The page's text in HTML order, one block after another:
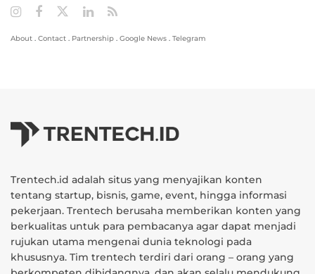
About . Contact . Partnership . Google News . Telegram
Trentech.id adalah situs yang menyajikan konten
tentang startup, bisnis, game, event, hingga informasi
pekerjaan. Trentech berusaha memberikan konten yang
berkualitas untuk para pembacanya agar dapat menjadi
rujukan utama mengenai dunia teknologi pada
khususnya. Tim trentech terdiri dari orang – orang yang